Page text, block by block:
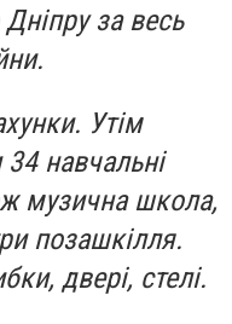
за весь
Утім
навчальні
музична школа,
позашкілля.
двері, стелі.